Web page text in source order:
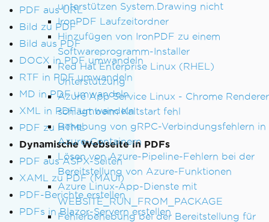
unterstützen System.Drawing nicht
IronPDF Laufzeitordner
Hinzufügen von IronPDF zu einem
Softwareprogramm-Installer
Red Hat Enterprise Linux (RHEL)
Unterstützung
Azure App Service Linux - Chrome Renderer
schlägt beim Kaltstart fehl
Behebung von gRPC-Verbindungsfehlern in
Azure-Containern
Lösen von Azure-Pipeline-Fehlern bei der
Bereitstellung von Azure-Funktionen
Azure Linux-App-Dienste mit
WEBSITE_RUN_FROM_PACKAGE
Fehlerbehebung bei der Bereitstellung für
PDF aus URL
Bild zu PDF
Bild aus PDF
DOCX in PDF umwandeln
RTF in PDF umwandeln
MD in PDF umwandeln
XML in PDF umwandeln
PDF zu HTML
Dynamische Webseite in PDFs
PDF aus ASPX-Seiten
XAML zu PDF (MAUI)
PDF-Berichte erstellen
PDFs in Blazor-Servern erstellen